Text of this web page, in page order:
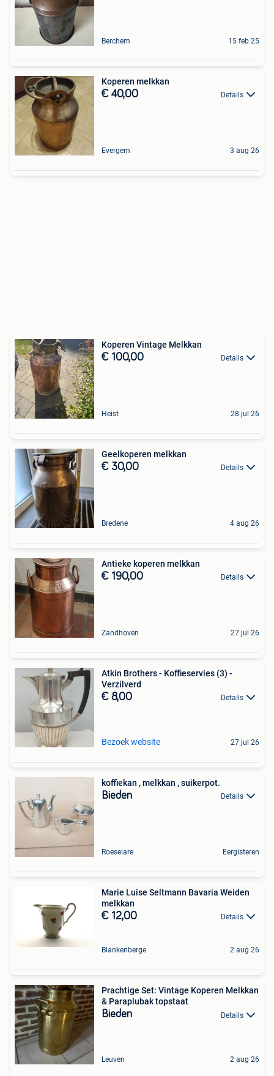
Berchem 15 feb 25
Koperen melkkan
€ 40,00 Details
Evergem 3 aug 26
Koperen Vintage Melkkan
€ 100,00 Details
Heist 28 jul 26
Geelkoperen melkkan
€ 30,00 Details
Bredene 4 aug 26
Antieke koperen melkkan
€ 190,00 Details
Zandhoven 27 jul 26
Atkin Brothers - Koffieservies (3) -
Verzilverd
€ 8,00 Details
Bezoek website 27 jul 26
koffiekan , melkkan , suikerpot.
Bieden Details
Roeselare Eergisteren
Marie Luise Seltmann Bavaria Weiden
melkkan
€ 12,00 Details
Blankenberge 2 aug 26
Prachtige Set: Vintage Koperen Melkkan
& Paraplubak topstaat
Bieden Details
Leuven 2 aug 26